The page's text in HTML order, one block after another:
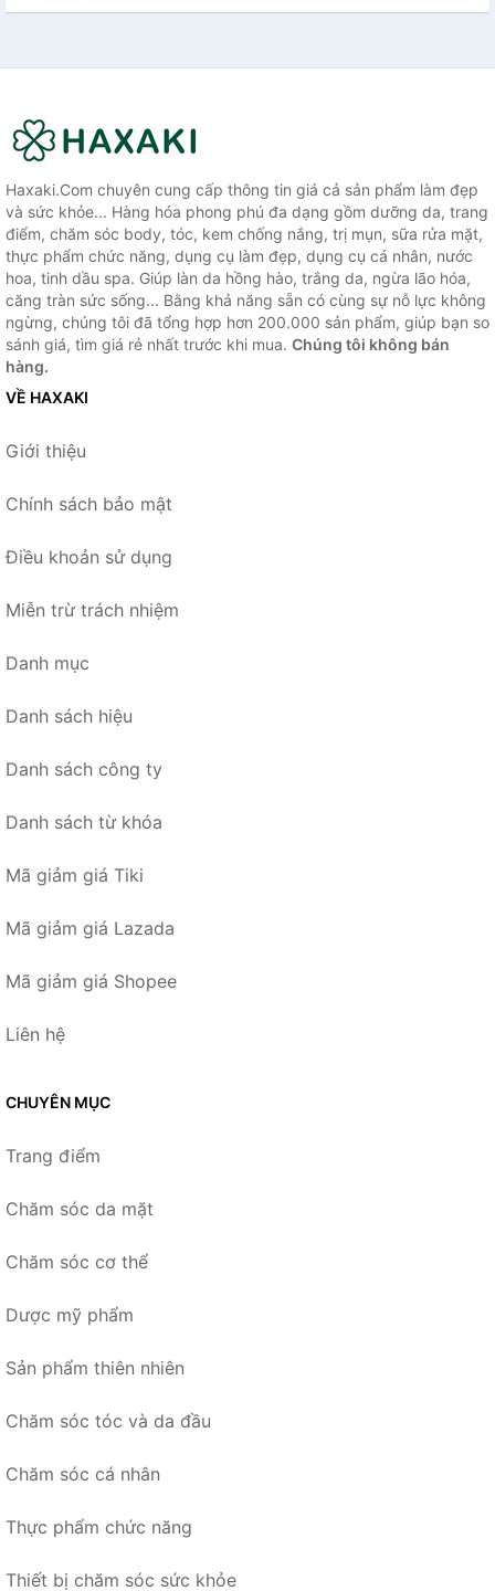
Haxaki.Com chuyên cung cấp thông tin giá cả sản phẩm làm đẹp
và sức khỏe... Hàng hóa phong phú đa dạng gồm dưỡng da, trang
điểm, chăm sóc body, tóc, kem chống nắng, trị mụn, sữa rửa mặt,
thực phẩm chức năng, dụng cụ làm đẹp, dụng cụ cá nhân, nước
hoa, tinh dầu spa. Giúp làn da hồng hào, trắng da, ngừa lão hóa,
căng tràn sức sống... Bằng khả năng sẵn có cùng sự nỗ lực không
ngừng, chúng tôi đã tổng hợp hơn 200.000 sản phẩm, giúp bạn so
sánh giá, tìm giá rẻ nhất trước khi mua. Chúng tôi không bán
hàng.
VỀ HAXAKI
Giới thiệu
Chính sách bảo mật
Điều khoản sử dụng
Miễn trừ trách nhiệm
Danh mục
Danh sách hiệu
Danh sách công ty
Danh sách từ khóa
Mã giảm giá Tiki
Mã giảm giá Lazada
Mã giảm giá Shopee
Liên hệ
CHUYÊN MỤC
Trang điểm
Chăm sóc da mặt
Chăm sóc cơ thể
Dược mỹ phẩm
Sản phẩm thiên nhiên
Chăm sóc tóc và da đầu
Chăm sóc cá nhân
Thực phẩm chức năng
Thiết bị chăm sóc sức khỏe